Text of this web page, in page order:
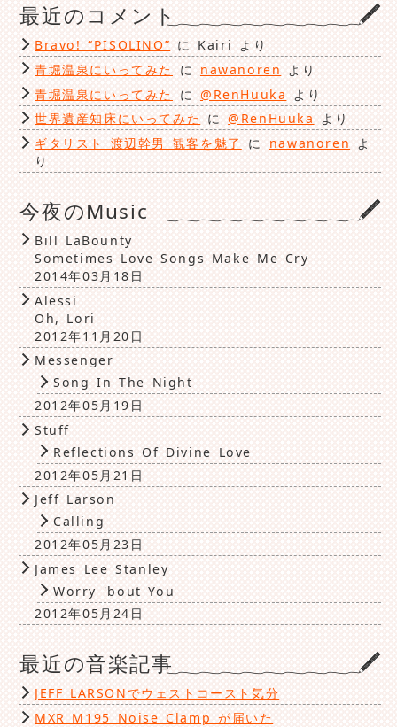
最近のコメント
Bravo! “PISOLINO” に Kairi より
青堀温泉にいってみた
に nawanoren
より
青堀温泉にいってみた
に @RenHuuka
より
世界遺産知床にいってみた に@RenHuuka より
ギタリスト 渡辺幹男 観客を魅了
に nawanoren よ
り
今夜のMusic
Bill LaBounty
Sometimes Love Songs Make Me Cry
2014年03月18日
Alessi
Oh, Lori
2012年11月20日
Messenger
Song In The Night
2012年05月19日
Stuff
Reflections Of Divine Love
2012年05月21日
Jeff Larson
Calling
2012年05月23日
James Lee Stanley
Worry 'bout You
2012年05月24日
最近の音楽記事
JEFF LARSONでウェストコースト気分
MXR M195 Noise Clamp が届いた